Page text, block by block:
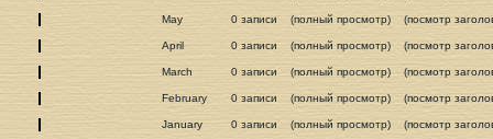
May 0 записи (полный просмотр) (посмотр
April 0 записи (полный просмотр) (посмотр
March 0 записи (полный просмотр) (посмотр
February 0 записи (полный просмотр) (посмотр
January 0 записи (полный просмотр) (посмотр